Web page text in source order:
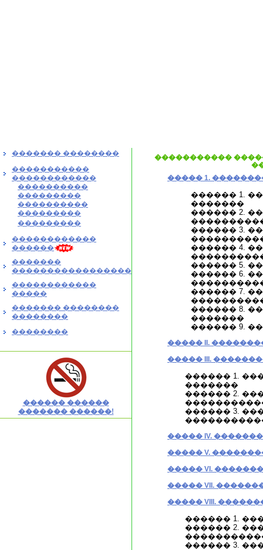
������� ��������
�����������
������������
����������
���������
����������
���������
���������
������������
������
�������
�����������������
������������
�����
������� ��������
��������
��������
������ ������
������� ������!
�����������
����� 1.
������ 1.
�������
������ 2.
������ 3.
������ 4.
������ 5.
������ 6.
������ 7.
������ 8.
�������
������ 9.
����� II.
����� III.
������ 1.
�������
������ 2.
������ 3.
����� IV.
����� V.
����� VI.
����� VII.
����� VIII.
������ 1.
������ 2.
������ 3.